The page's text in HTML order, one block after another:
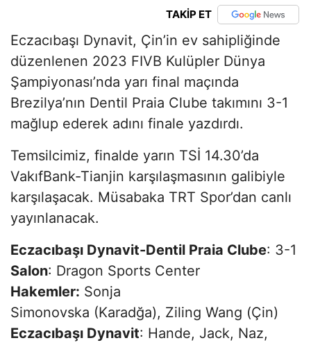
TAKİP ET
Eczacıbaşı Dynavit, Çin’in ev sahipliğinde
düzenlenen 2023 FIVB Kulüpler Dünya
Şampiyonası’nda yarı final maçında
Brezilya’nın Dentil Praia Clube takımını 3-1
mağlup ederek adını finale yazdırdı.
Temsilcimiz, finalde yarın TSİ 14.30’da
VakıfBank-Tianjin karşılaşmasının galibiyle
karşılaşacak. Müsabaka TRT Spor’dan canlı
yayınlanacak.
Eczacıbaşı Dynavit-Dentil Praia Clube: 3-1
Salon: Dragon Sports Center
Hakemler: Sonja
Simonovska (Karadğa), Ziling Wang (Çin)
Eczacıbaşı Dynavit: Hande, Jack, Naz,